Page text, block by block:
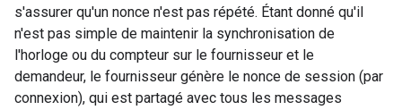
s'assurer qu'un nonce n'est pas répété. Étant donné qu'il
n'est pas simple de maintenir la synchronisation de
l'horloge ou du compteur sur le fournisseur et le
demandeur, le fournisseur génère le nonce de session (par
connexion), qui est partagé avec tous les messages